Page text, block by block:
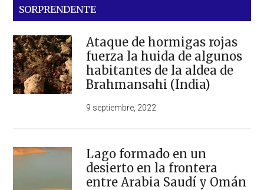
SORPRENDENTE
Ataque de hormigas rojas
fuerza la huida de algunos
habitantes de la aldea de
Brahmansahi (India)
9 septiembre, 2022
Lago formado en un
desierto en la frontera
entre Arabia Saudí y Omán